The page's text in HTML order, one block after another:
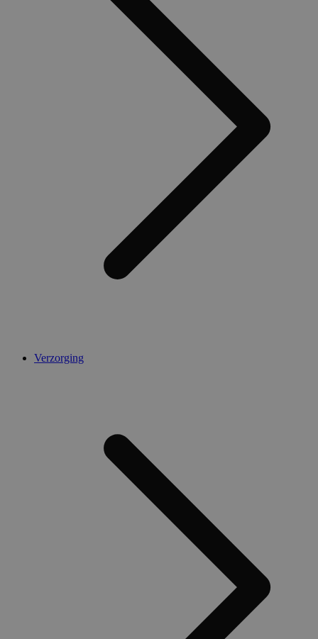
Verzorging